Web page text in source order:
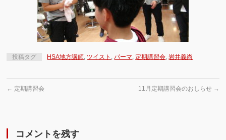
投稿タグ HSA地方講師, ツイスト ,パーマ, 定期講習会,岩井義尚
← 定期講習会 11月定期講習会のおしらせ →
コメントを残す